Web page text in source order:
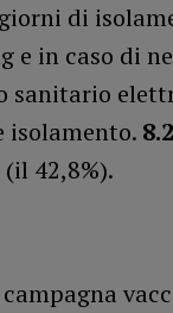
di
e in caso di
sanitario
isolamento.
(il 42,8%).